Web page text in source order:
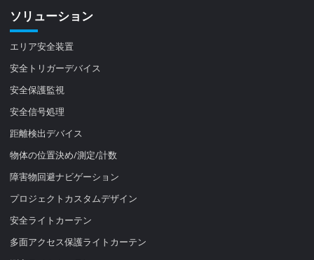
ソリューション
エリア安全装置
安全トリガーデバイス
安全保護監視
安全信号処理
距離検出デバイス
物体の位置決め/測定/計数
障害物回避ナビゲーション
プロジェクトカスタムデザイン
安全ライトカーテン
多面アクセス保護ライトカーテン